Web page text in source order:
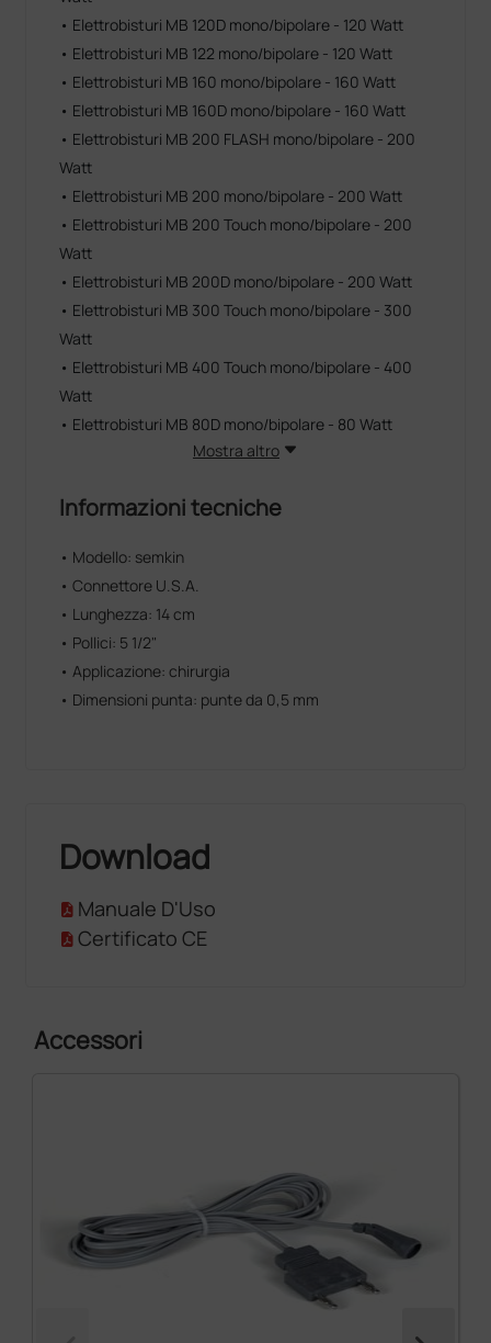
• Elettrobisturi MB 120D mono/bipolare - 120 Watt
• Elettrobisturi MB 122 mono/bipolare - 120 Watt
• Elettrobisturi MB 160 mono/bipolare - 160 Watt
• Elettrobisturi MB 160D mono/bipolare - 160 Watt
• Elettrobisturi MB 200 FLASH mono/bipolare - 200
Watt
• Elettrobisturi MB 200 mono/bipolare - 200 Watt
• Elettrobisturi MB 200 Touch mono/bipolare - 200
Watt
• Elettrobisturi MB 200D mono/bipolare - 200 Watt
• Elettrobisturi MB 300 Touch mono/bipolare - 300
Watt
• Elettrobisturi MB 400 Touch mono/bipolare - 400
Watt
• Elettrobisturi MB 80D mono/bipolare - 80 Watt
Mostra altro
Informazioni tecniche
• Modello: semkin
• Connettore U.S.A.
• Lunghezza: 14 cm
• Pollici: 5 1/2"
• Applicazione: chirurgia
• Dimensioni punta: punte da 0,5 mm
Download
Manuale D'Uso
Certificato CE
Accessori